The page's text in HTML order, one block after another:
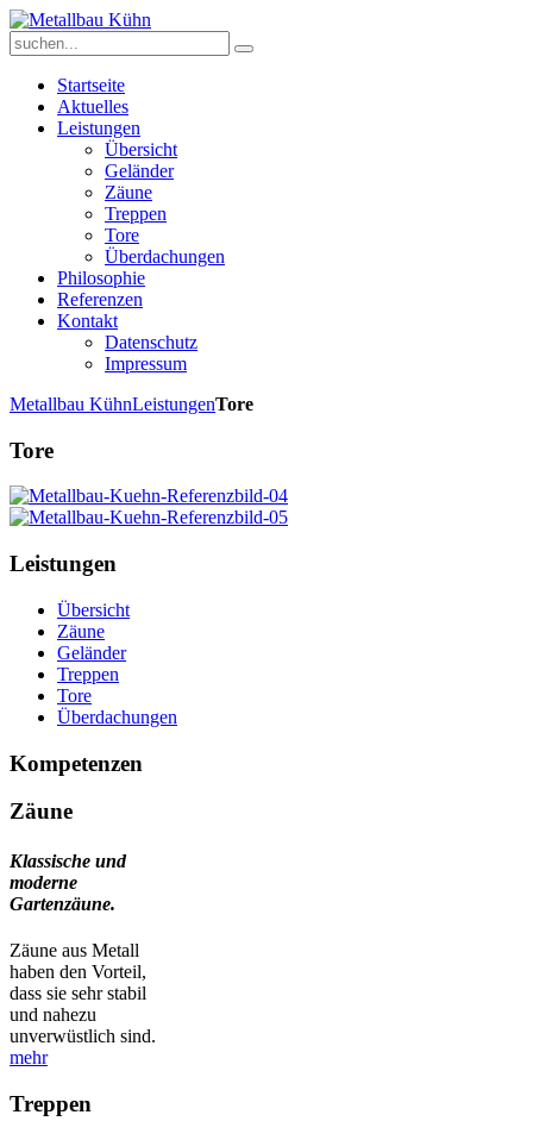
Startseite
Aktuelles
Leistungen
Übersicht
Geländer
Zäune
Treppen
Tore
Überdachungen
Philosophie
Referenzen
Kontakt
Datenschutz
Impressum
Metallbau KühnLeistungenTore
Tore
Leistungen
Übersicht
Zäune
Geländer
Treppen
Tore
Überdachungen
Kompetenzen
Zäune
Klassische und
moderne
Gartenzäune.
Zäune aus Metall
haben den Vorteil,
dass sie sehr stabil
und nahezu
unverwüstlich sind.
mehr
Treppen